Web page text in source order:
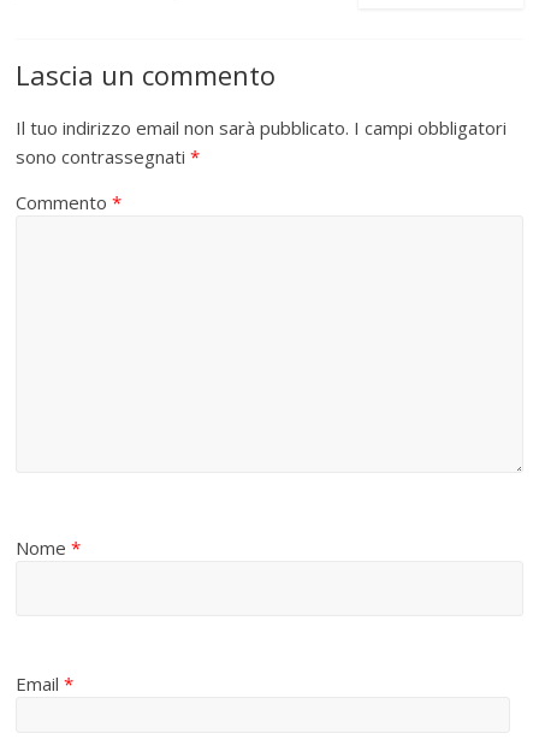
Lascia un commento
Il tuo indirizzo email non sarà pubblicato. I campi obbligatori
sono contrassegnati*
Commento*
Nome*
Email*